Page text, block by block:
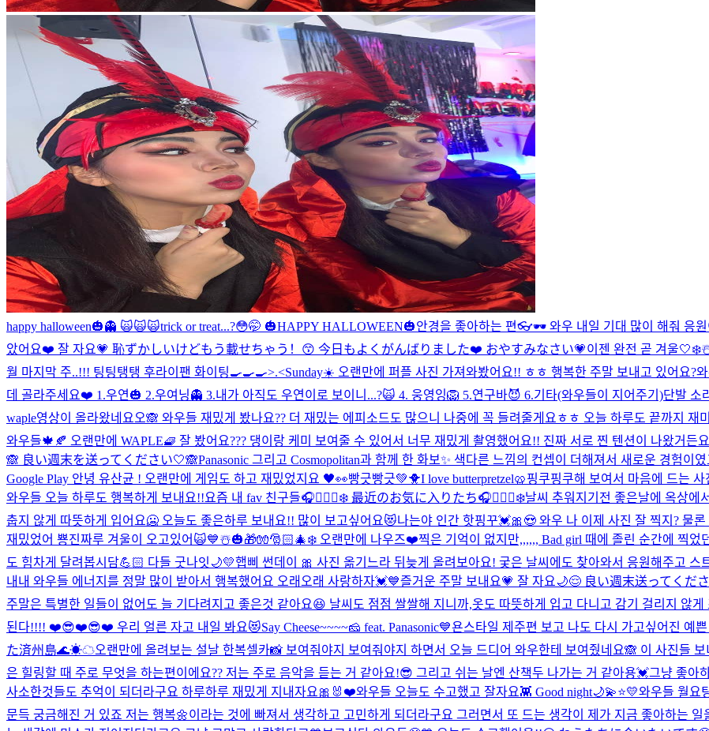
happy halloween🎃👻 🙀🙀🙀trick or treat...?😳🤭 🎃HAPPY HALLOWEEN🎃안경을 좋아하는 편👓🕶 와우 내일 기대 많이 해줘 응
았어요❤️ 잘 자요💗 恥ずかしいけどもう載せちゃう！😙 今日もよくがんばりました❤️ おやすみなさい💗이젠 완전 곧 겨울
월 마지막 주..!!! 팅팅탱탱 후라이팬 화이팅🍳🍳🍳>.<Sunday☀️ 오랜만에 퍼플 사진 가져와봤어요!! ㅎㅎ 행복한 주말 보내고 있어요?
데 골라주세요❤️ 1.우연🎃 2.우여닝👻 3.내가 아직도 우연이로 보이니...?🙀 4. 웅영잉🦁 5.연구바😈 6.기타(와우들이 지어주기)단발 소
waple영상이 올라왔네요오🙈 와우들 재밌게 봤나요?? 더 재밌는 에피소드도 많으니 나중에 꼭 들려줄게요ㅎㅎ 오늘 하루도 끝까지
와우들🍁🍂 오랜만에 WAPLE🧇 잘 봤어요??? 댕이랑 케미 보여줄 수 있어서 너무 재밌게 촬영했어요!! 진짜 서로 찐 텐션이 나왔거든
🙈 良い週末を送ってください🤍🙈Panasonic 그리고 Cosmopolitan과 함께 한 화보✨ 색다른 느낌의 컨셉이 더해져서 새로운 경험이였
Google Play 안녕 유산균 ! 오랜만에 게임도 하고 재밌었지요 🖤👀빵긋빵긋💚🐥I love butterpretzel🥨핑쿠핑쿠해 보여서 마음에 드는
와우들 오늘 하루도 행복하게 보내요!!요즘 내 fav 친구들🎧🧘🏻‍♀️❄️ 最近のお気に入りたち🎧🧘🏻‍♀️❄️날씨 추워지기전 좋은날에 옥상에
춥지 않게 따뜻하게 입어요🥶 오늘도 좋은하루 보내요!! 많이 보고싶어요😻나는야 인간 핫핑꾸💓🎀😍 와우 나 이제 사진 잘 찍지? 물
재밌었어 뿅진짜루 겨울이 오고있어🙀💙☃️🎃🎁🧤🎅🏻🎄❄️ 오랜만에 나우즈❤️찍은 기억이 없지만,,,,,, Bad girl 때에 졸린 순간에 찍
도 힘차게 달려봅시담💪🏻 다들 굿나잇🌙💛햅삐 썬데이 🎀 사진 옮기느라 뒤늦게 올려보아요! 궂은 날씨에도 찾아와서 응원해주고
내내 와우들 에너지를 정말 많이 받아서 행복했어요 오래오래 사랑하자💓💙즐거운 주말 보내요💗 잘 자요🌙😌 良い週末送ってく
주말은 특별한 일들이 없어도 늘 기다려지고 좋은것 같아요😆 날씨도 점점 쌀쌀해 지니까,옷도 따뜻하게 입고 다니고 감기 걸리지 않
된다!!!! ❤️😎❤️😎❤️ 우리 얼른 자고 내일 봐요😻Say Cheese~~~~🧀 feat. Panasonic💙욘스타일 제주편 보고 나도 다시 가고싶어진
た済州島🌊☀︎☁︎오랜만에 올려보는 설날 한복셀카📸 보여줘야지 보여줘야지 하면서 오늘 드디어 와우한테 보여줬네요🙈 이 사진들
은 힐링할 때 주로 무엇을 하는편이에요?? 저는 주로 음악을 듣는 거 같아요!😎 그리고 쉬는 날엔 산책두 나가는 거 같아용💓그냥 좋아
사소한것들도 추억이 되더라구요 하루하루 재밌게 지내자요🎀🐰❤️와우들 오늘도 수고했고 잘자요👾 Good night🌙💫⭐️💛와우들 월요
문득 궁금해진 거 있죠 저는 행복🌼이라는 것에 빠져서 생각하고 고민하게 되더라구요 그러면서 또 드는 생각이 제가 지금 좋아하는